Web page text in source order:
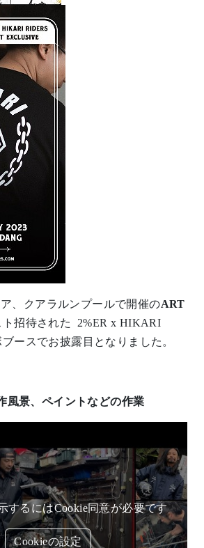
、クアラルンプールで開催のART
ト招待された 2%ER x HIKARI
ースでお披露目となりました。
風景、ペイントなどの作業
するにはCookie同意が必要です
Cookieの設定